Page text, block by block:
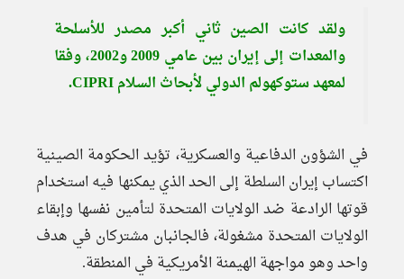
ولقد كانت الصين ثاني أكبر مصدر للأسلحة
والمعدات إلى إيران بين عامي 2009 و2002، وفقا
لمعهد ستوكهولم الدولي لأبحاث السلام CIPRI.
في الشؤون الدفاعية والعسكرية، تؤيد الحكومة الصينية
اكتساب إيران السلطة إلى الحد الذي يمكنها فيه استخدام
قوتها الرادعة ضد الولايات المتحدة لتأمين نفسها وإبقاء
الولايات المتحدة مشغولة، فالجانبان مشتركان في هدف
واحد وهو مواجهة الهيمنة الأمريكية في المنطقة.